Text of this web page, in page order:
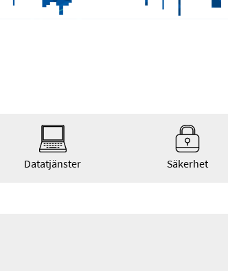
Datatjänster Säkerhet